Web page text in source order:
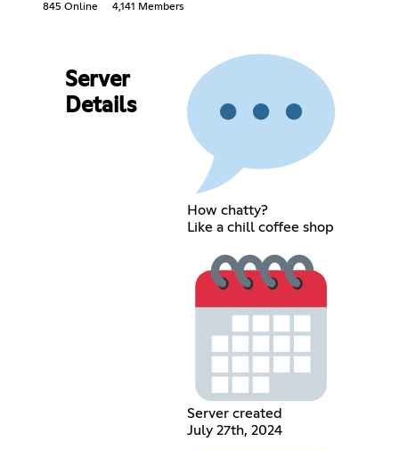
845 Online 4,141 Members
Server
Details
How chatty?
Like a chill coffee shop
Server created
July 27th, 2024